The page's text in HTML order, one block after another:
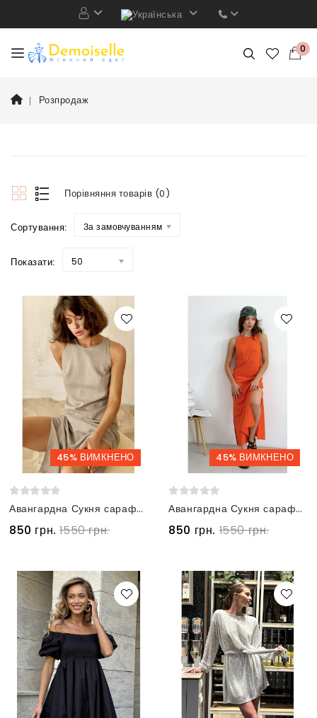
0
Розпродаж
Порівняння товарів (0)
Сортування: За замовчуванням
Показати: 50
45% ВИМКНЕНО
Авангардна Сукня сарафан з льону бежева
850 грн. 1550 грн.
45% ВИМКНЕНО
Авангардна Сукня сарафан з льону помаранчева
850 грн. 1550 грн.